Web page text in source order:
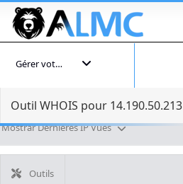
Gérer votre compte
Outil WHOIS pour 14.190.50.213
Mostrar Dernières IP Vues
Outils